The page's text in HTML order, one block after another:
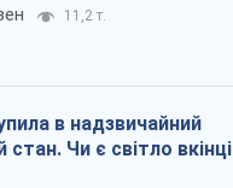
11,2 т.
в надзвичайний
стан. Чи є світло вкінці